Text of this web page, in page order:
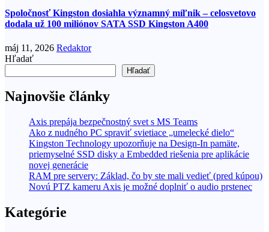
Spoločnosť Kingston dosiahla významný míľnik – celosvetovo
dodala už 100 miliónov SATA SSD Kingston A400
máj 11, 2026 Redaktor
Hľadať
Hľadať
Najnovšie články
Axis prepája bezpečnostný svet s MS Teams
Ako z nudného PC spraviť svietiace „umelecké dielo“
Kingston Technology upozorňuje na Design-In pamäte,
priemyselné SSD disky a Embedded riešenia pre aplikácie
novej generácie
RAM pre servery: Základ, čo by ste mali vedieť (pred kúpou)
Novú PTZ kameru Axis je možné doplniť o audio prstenec
Kategórie